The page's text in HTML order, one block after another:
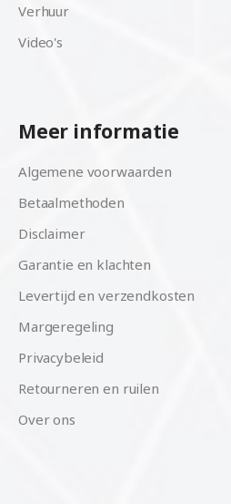
Verhuur
Video's
Meer informatie
Algemene voorwaarden
Betaalmethoden
Disclaimer
Garantie en klachten
Levertijd en verzendkosten
Margeregeling
Privacybeleid
Retourneren en ruilen
Over ons